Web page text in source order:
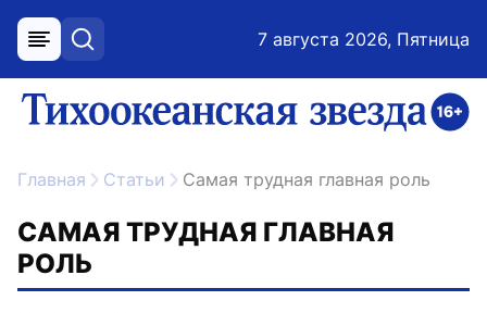
меню поиск 7 августа 2026, Пятница
ссылка на главную
Главная Статьи Самая трудная главная роль
САМАЯ ТРУДНАЯ ГЛАВНАЯ
РОЛЬ